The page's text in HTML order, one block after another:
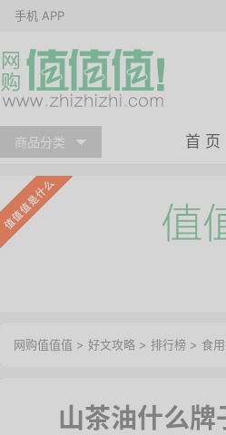
手机 APP
商品分类 首 页
网购值值值 > 好文攻略 > 排行榜 > 食
山茶油什么